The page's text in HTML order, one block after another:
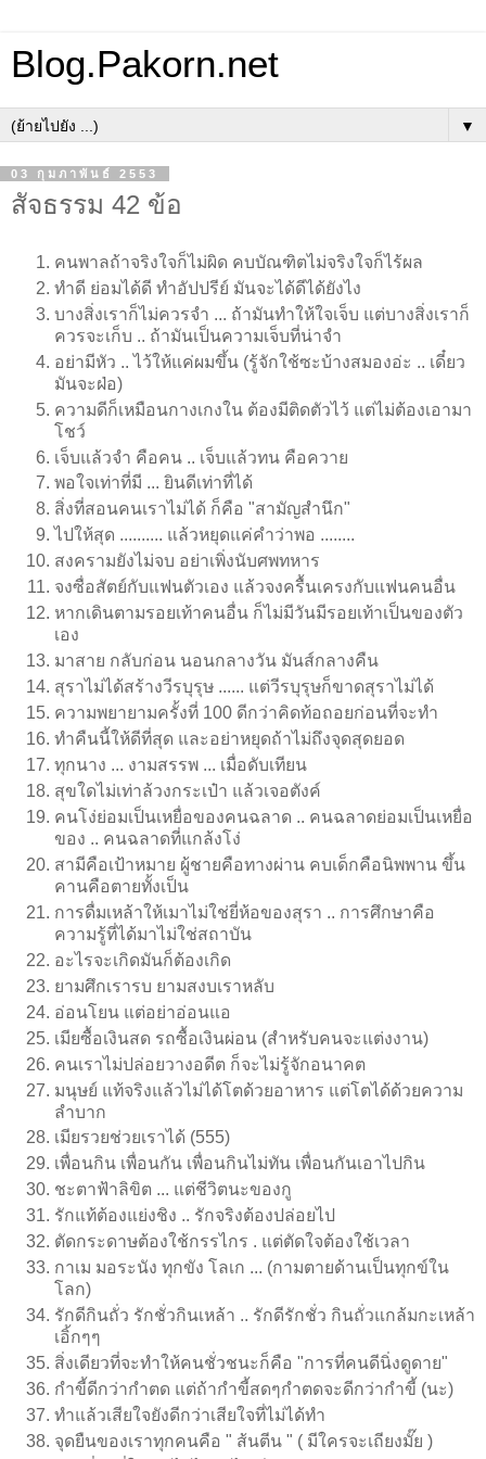
Blog.Pakorn.net
▼
03 กุมภาพันธ์ 2553
สัจธรรม 42 ข้อ
คนพาลถ้าจริงใจก็ไม่ผิด คบบัณฑิตไม่จริงใจก็ไร้ผล
ทำดี ย่อมได้ดี ทำอัปปรีย์ มันจะได้ดีได้ยังไง
บางสิ่งเราก็ไม่ควรจำ ... ถ้ามันทำให้ใจเจ็บ แต่บางสิ่งเราก็
ควรจะเก็บ .. ถ้ามันเป็นความเจ็บที่น่าจำ
อย่ามีหัว .. ไว้ให้แค่ผมขึ้น (รู้จักใช้ซะบ้างสมองอ่ะ .. เดี๋ยว
มันจะฝ่อ)
ความดีก็เหมือนกางเกงใน ต้องมีติดตัวไว้ แต่ไม่ต้องเอามา
โชว์
เจ็บแล้วจำ คือคน .. เจ็บแล้วทน คือควาย
พอใจเท่าที่มี ... ยินดีเท่าที่ได้
สิ่งที่สอนคนเราไม่ได้ ก็คือ "สามัญสำนึก"
ไปให้สุด .......... แล้วหยุดแค่คำว่าพอ ........
สงครามยังไม่จบ อย่าเพิ่งนับศพทหาร
จงซื่อสัตย์กับแฟนตัวเอง แล้วจงครื้นเครงกับแฟนคนอื่น
หากเดินตามรอยเท้าคนอื่น ก็ไม่มีวันมีรอยเท้าเป็นของตัว
เอง
มาสาย กลับก่อน นอนกลางวัน มันส์กลางคืน
สุราไม่ได้สร้างวีรบุรุษ ...... แต่วีรบุรุษก็ขาดสุราไม่ได้
ความพยายามครั้งที่ 100 ดีกว่าคิดท้อถอยก่อนที่จะทำ
ทำคืนนี้ให้ดีที่สุด และอย่าหยุดถ้าไม่ถึงจุดสุดยอด
ทุกนาง ... งามสรรพ ... เมื่อดับเทียน
สุขใดไม่เท่าล้วงกระเป๋า แล้วเจอตังค์
คนโง่ย่อมเป็นเหยื่อของคนฉลาด .. คนฉลาดย่อมเป็นเหยื่อ
ของ .. คนฉลาดที่แกล้งโง่
สามีคือเป้าหมาย ผู้ชายคือทางผ่าน คบเด็กคือนิพพาน ขึ้น
คานคือตายทั้งเป็น
การดื่มเหล้าให้เมาไม่ใช่ยี่ห้อของสุรา .. การศึกษาคือ
ความรู้ที่ได้มาไม่ใช่สถาบัน
อะไรจะเกิดมันก็ต้องเกิด
ยามศึกเรารบ ยามสงบเราหลับ
อ่อนโยน แต่อย่าอ่อนแอ
เมียซื้อเงินสด รถซื้อเงินผ่อน (สำหรับคนจะแต่งงาน)
คนเราไม่ปล่อยวางอดีต ก็จะไม่รู้จักอนาคต
มนุษย์ แท้จริงแล้วไม่ได้โตด้วยอาหาร แต่โตได้ด้วยความ
ลำบาก
เมียรวยช่วยเราได้ (555)
เพื่อนกิน เพื่อนกัน เพื่อนกินไม่ทัน เพื่อนกันเอาไปกิน
ชะตาฟ้าลิขิต ... แต่ชีวิตนะของกู
รักแท้ต้องแย่งชิง .. รักจริงต้องปล่อยไป
ตัดกระดาษต้องใช้กรรไกร . แต่ตัดใจต้องใช้เวลา
กาเม มอระนัง ทุกขัง โลเก ... (กามตายด้านเป็นทุกข์ใน
โลก)
รักดีกินถั่ว รักชั่วกินเหล้า .. รักดีรักชั่ว กินถั่วแกล้มกะเหล้า
เอิ้กๆๆ
สิ่งเดียวที่จะทำให้คนชั่วชนะก็คือ "การที่คนดีนิ่งดูดาย"
กำขี้ดีกว่ากำตด แต่ถ้ากำขี้สดๆกำตดจะดีกว่ากำขี้ (นะ)
ทำแล้วเสียใจยังดีกว่าเสียใจที่ไม่ได้ทำ
จุดยืนของเราทุกคนคือ " ส้นตีน " ( มีใครจะเถียงมั๊ย )